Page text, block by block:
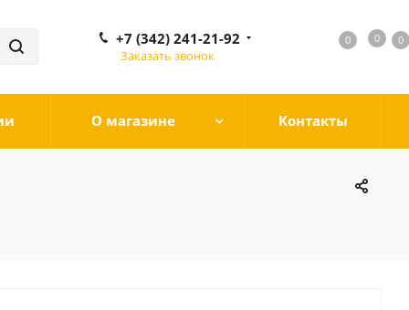
0 0 0
0
+7 (342) 241-21-92
Заказать звонок
О магазине Контакты